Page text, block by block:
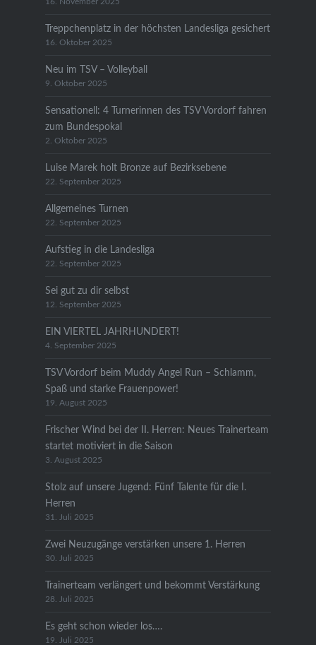
16. November 2025
Treppchenplatz in der höchsten Landesliga gesichert
16. Oktober 2025
Neu im TSV – Volleyball
9. Oktober 2025
Sensationell: 4 Turnerinnen des TSV Vordorf fahren
zum Bundespokal
2. Oktober 2025
Luise Marek holt Bronze auf Bezirksebene
22. September 2025
Allgemeines Turnen
22. September 2025
Aufstieg in die Landesliga
22. September 2025
Sei gut zu dir selbst
12. September 2025
EIN VIERTEL JAHRHUNDERT!
4. September 2025
TSV Vordorf beim Muddy Angel Run – Schlamm,
Spaß und starke Frauenpower!
19. August 2025
Frischer Wind bei der II. Herren: Neues Trainerteam
startet motiviert in die Saison
3. August 2025
Stolz auf unsere Jugend: Fünf Talente für die I.
Herren
31. Juli 2025
Zwei Neuzugänge verstärken unsere 1. Herren
30. Juli 2025
Trainerteam verlängert und bekommt Verstärkung
28. Juli 2025
Es geht schon wieder los….
19. Juli 2025